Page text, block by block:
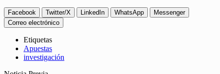
Facebook Twitter/X LinkedIn WhatsApp
Messenger
Correo electrónico
Etiquetas
Apuestas
investigación